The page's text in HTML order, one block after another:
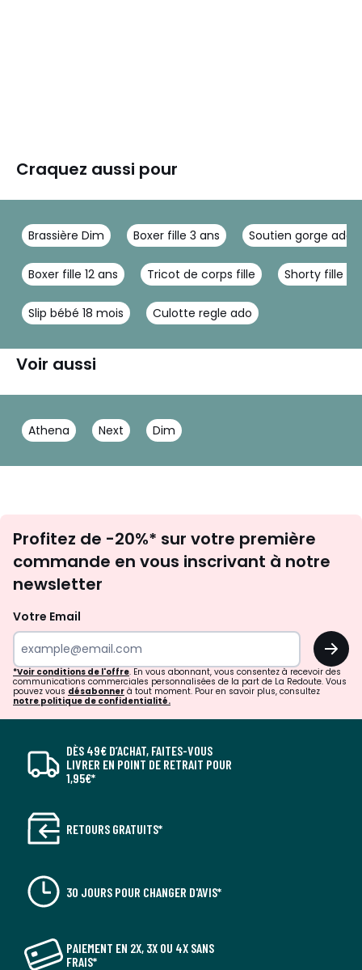
Craquez aussi pour
Brassière Dim Boxer fille 3 ans Soutien gorge
Boxer fille 12 ans Tricot de corps fille Shorty fille 10
Slip bébé 18 mois Culotte regle ado
Voir aussi
Athena Next Dim
newsletter
Profitez de -20%* sur votre première
commande en vous inscrivant à notre
newsletter
Votre Email
OK
*Voir conditions de l'offre. En vous abonnant, vous consentez à recevoir des
communications commerciales personnalisées de la part de La Redoute. Vous
pouvez vous désabonner à tout moment. Pour en savoir plus, consultez
notre politique de confidentialité.
DÈS 49€ D’ACHAT, FAITES-VOUS
LIVRER EN POINT DE RETRAIT POUR
1,95€*
RETOURS GRATUITS*
30 JOURS POUR CHANGER D'AVIS*
PAIEMENT EN 2X, 3X OU 4X SANS
FRAIS*